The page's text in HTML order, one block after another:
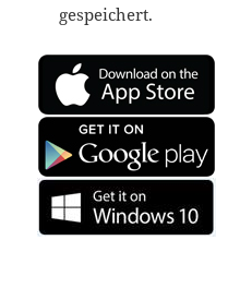
gespeichert.